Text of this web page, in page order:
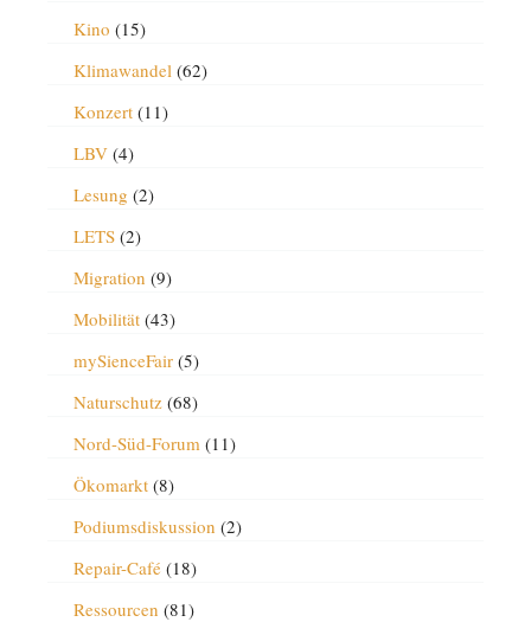
Kino (15)
Klimawandel (62)
Konzert(11)
LBV(4)
Lesung (2)
LETS(2)
Migration (9)
Mobilität(43)
mySienceFair(5)
Naturschutz(68)
Nord-Süd-Forum (11)
Ökomarkt(8)
Podiumsdiskussion (2)
Repair-Café(18)
Ressourcen (81)